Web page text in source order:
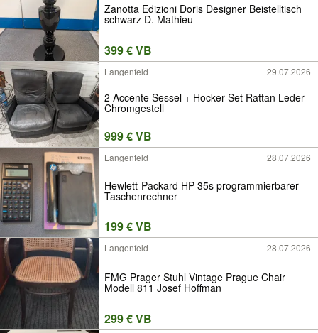
Zanotta Edizioni Doris Designer Beistelltisch
schwarz D. Mathieu
399 € VB
Langenfeld 29.07.2026
2 Accente Sessel + Hocker Set Rattan Leder
Chromgestell
999 € VB
Langenfeld 28.07.2026
Hewlett-Packard HP 35s programmierbarer
Taschenrechner
199 € VB
Langenfeld 28.07.2026
FMG Prager Stuhl Vintage Prague Chair
Modell 811 Josef Hoffman
299 € VB